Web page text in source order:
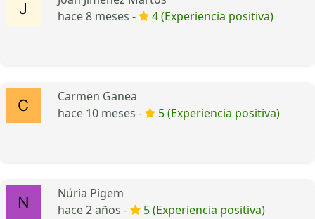
hace 8 meses -
4 (Experiencia positiva)
Carmen Ganea
hace 10 meses -
5 (Experiencia positiva)
Núria Pigem
hace 2 años -
5 (Experiencia positiva)